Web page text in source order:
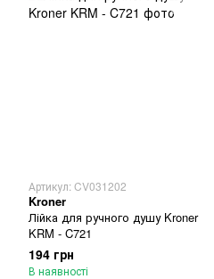
Артикул: CV031202
Kroner
Лійка для ручного душу Kroner
KRM - C721
194 грн
В наявності